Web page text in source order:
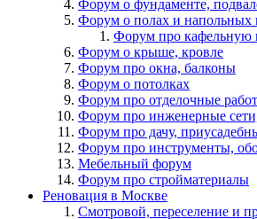
Форум о фундаменте,
Форум о полах и напольных
Форум про кафельную
Форум о крыше, кровле
Форум про окна, балконы
Форум о потолках
Форум про отделочные
Форум про инженерные
Форум про дачу,
Форум про инструменты,
Мебельный форум
Форум про стройматериалы
Реновация в Москве
Смотровой, переселение и